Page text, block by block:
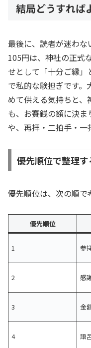
結局どうすれば
最後に、読者が迷わな
105円は、神社の正式
せとして「十分ご縁
で私的な験担ぎです。
めて供える気持ちと
も、お賽銭の額に決
や、再拝・二拍手・一
優先順位で整理
優先順位は、次の順で
優先順位
1 参
2 感
3 金
4 語